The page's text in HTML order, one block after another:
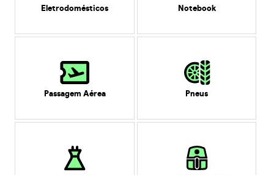
Eletrodomésticos Notebook
Passagem Aérea Pneus